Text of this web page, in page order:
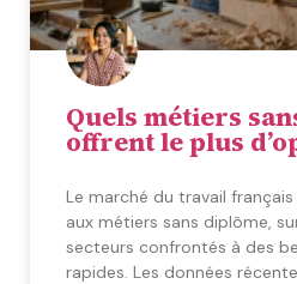
Quels métiers
offrent le plus
Le marché du travail
aux métiers sans diplôme,
secteurs confrontés à des
rapides. Les données